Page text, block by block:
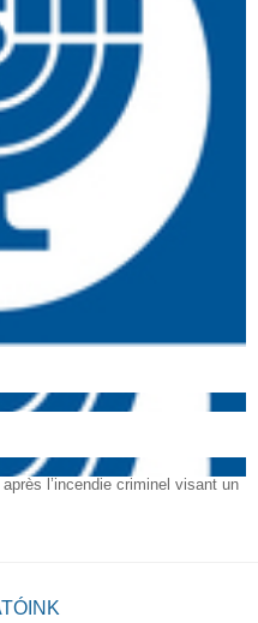
l’incendie criminel visant un